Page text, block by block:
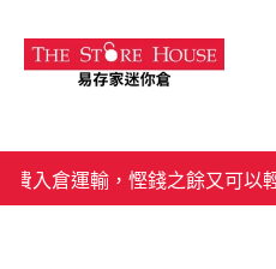
倉運輸，慳錢之餘又可以輕